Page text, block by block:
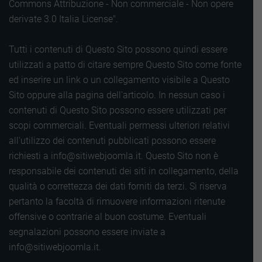
Commons Attribuzione - Non commerciale - Non opere
derivate 3.0 Italia License".
Tutti i contenuti di Questo Sito possono quindi essere
utilizzati a patto di citare sempre Questo Sito come fonte
ed inserire un link o un collegamento visibile a Questo
Sito oppure alla pagina dell'articolo. In nessun caso i
contenuti di Questo Sito possono essere utilizzati per
scopi commerciali. Eventuali permessi ulteriori relativi
all'utilizzo dei contenuti pubblicati possono essere
richiesti a info@sitiwebjoomla.it. Questo Sito non è
responsabile dei contenuti dei siti in collegamento, della
qualità o correttezza dei dati forniti da terzi. Si riserva
pertanto la facoltà di rimuovere informazioni ritenute
offensive o contrarie al buon costume. Eventuali
segnalazioni possono essere inviate a
info@sitiwebjoomla.it.